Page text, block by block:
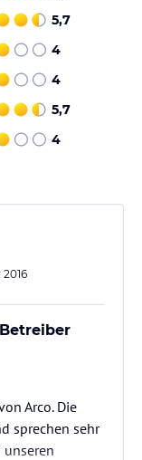
5,7
4
4
5,7
4
Arco. Die
sprechen sehr